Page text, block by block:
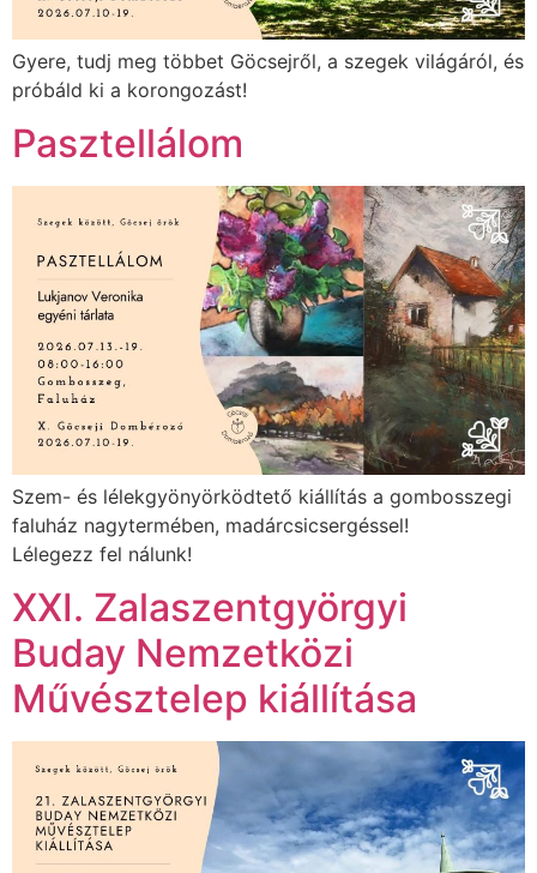
Gyere, tudj meg többet Göcsejről, a szegek világáról, és
próbáld ki a korongozást!
Pasztellálom
Szem- és lélekgyönyörködtető kiállítás a gombosszegi
faluház nagytermében, madárcsicsergéssel!
Lélegezz fel nálunk!
XXI. Zalaszentgyörgyi
Buday Nemzetközi
Művésztelep kiállítása